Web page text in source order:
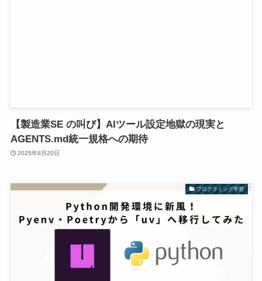
【製造業SE の叫び】AIツール設定地獄の現実と
AGENTS.md統一規格への期待
2025年8月20日
プログラミング学習